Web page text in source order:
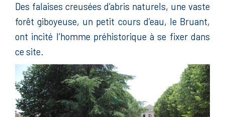
Des falaises creusées d’abris naturels, une vaste
forêt giboyeuse, un petit cours d’eau, le Bruant,
ont incité l’homme préhistorique à se fixer dans
ce site.